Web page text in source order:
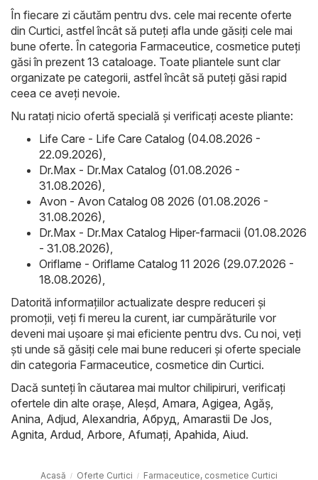
În fiecare zi căutăm pentru dvs. cele mai recente oferte
din Curtici, astfel încât să puteți afla unde găsiți cele mai
bune oferte. În categoria Farmaceutice, cosmetice puteți
găsi în prezent 13 cataloage. Toate pliantele sunt clar
organizate pe categorii, astfel încât să puteți găsi rapid
ceea ce aveți nevoie.
Nu ratați nicio ofertă specială și verificați aceste pliante:
Life Care - Life Care Catalog (04.08.2026 -
22.09.2026)
Dr.Max - Dr.Max Catalog (01.08.2026 -
31.08.2026)
Avon - Avon Catalog 08 2026 (01.08.2026 -
31.08.2026)
Dr.Max - Dr.Max Catalog Hiper-farmacii (01.08.2026
- 31.08.2026)
Oriflame - Oriflame Catalog 11 2026 (29.07.2026 -
18.08.2026)
Datorită informațiilor actualizate despre reduceri și
promoții, veți fi mereu la curent, iar cumpărăturile vor
deveni mai ușoare și mai eficiente pentru dvs. Cu noi, veți
ști unde să găsiți cele mai bune reduceri și oferte speciale
din categoria Farmaceutice, cosmetice din Curtici.
Dacă sunteți în căutarea mai multor chilipiruri, verificați
ofertele din alte orașe, Aleşd Amara Agigea Agăş
Anina Adjud Alexandria Абруд Amarastii De Jos
Agnita Ardud Arbore Afumaţi Apahida Aiud.
Acasă Oferte Curtici Farmaceutice, cosmetice Curtici